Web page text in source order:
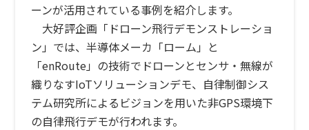
ーンが活用されている事例を紹介します。
大好評企画「ドローン飛行デモンストレーショ
ン」では、半導体メーカ「ローム」と
「enRoute」の技術でドローンとセンサ・無線が
織りなすIoTソリューションデモ、自律制御シス
テム研究所によるビジョンを用いた非GPS環境下
の自律飛行デモが行われます。